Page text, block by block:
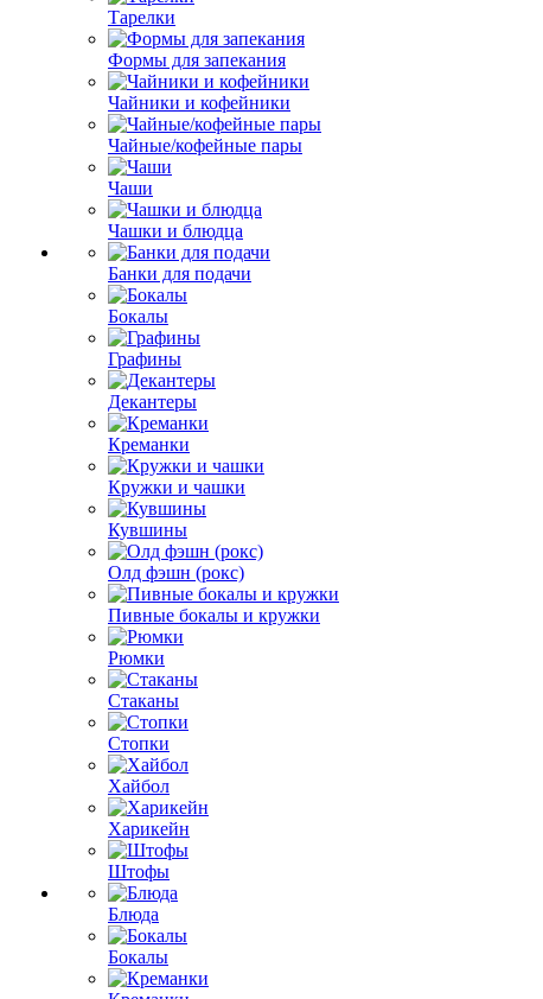
Тарелки
Формы для запекания
Чайники и кофейники
Чайные/кофейные пары
Чаши
Чашки и блюдца
Банки для подачи
Бокалы
Графины
Декантеры
Креманки
Кружки и чашки
Кувшины
Олд фэшн (рокс)
Пивные бокалы и кружки
Рюмки
Стаканы
Стопки
Хайбол
Харикейн
Штофы
Блюда
Бокалы